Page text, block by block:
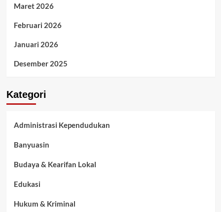
Maret 2026
Februari 2026
Januari 2026
Desember 2025
Kategori
Administrasi Kependudukan
Banyuasin
Budaya & Kearifan Lokal
Edukasi
Hukum & Kriminal